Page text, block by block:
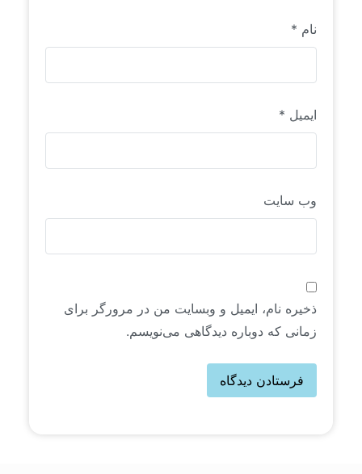
*
ایمیل*
وب‌ سایت
ذخیره نام، ایمیل و وبسایت من در مرورگر برای
زمانی که دوباره دیدگاهی می‌نویسم.